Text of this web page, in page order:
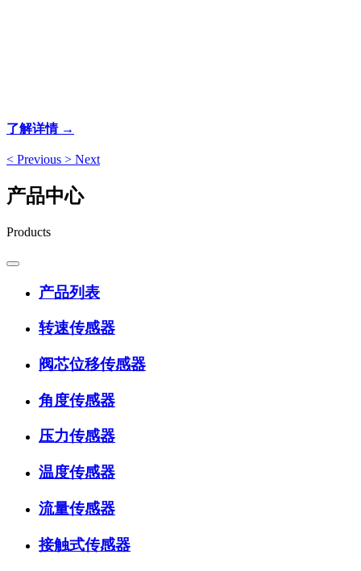
了解详情 →
< Previous > Next
产品中心
Products
产品列表
转速传感器
阀芯位移传感器
角度传感器
压力传感器
温度传感器
流量传感器
接触式传感器